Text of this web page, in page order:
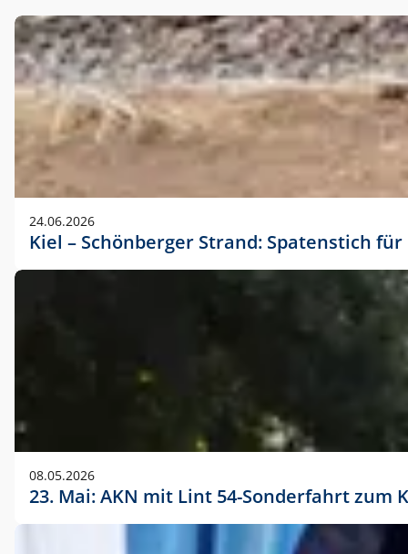
24.06.2026
Kiel – Schönberger Strand: Spatenstich
08.05.2026
23. Mai: AKN mit Lint 54-Sonderfahrt